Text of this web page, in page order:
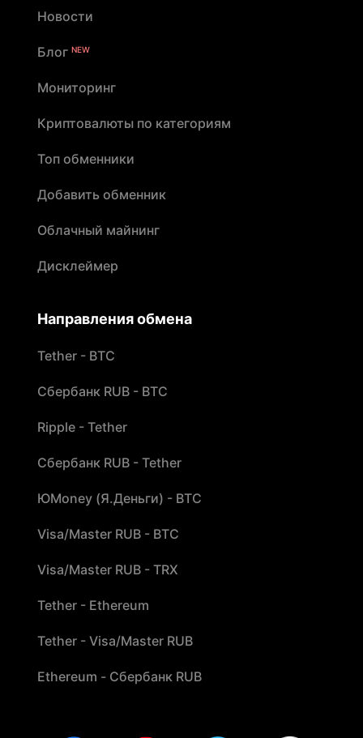
Новости
Блог NEW
Мониторинг
Криптовалюты по категориям
Топ обменники
Добавить обменник
Облачный майнинг
Дисклеймер
Направления обмена
Tether - BTC
Сбербанк RUB - BTC
Ripple - Tether
Сбербанк RUB - Tether
ЮMoney (Я.Деньги) - BTC
Visa/Master RUB - BTC
Visa/Master RUB - TRX
Tether - Ethereum
Tether - Visa/Master RUB
Ethereum - Сбербанк RUB